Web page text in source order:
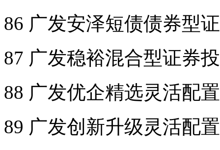
86 广发安泽短债债券型
87 广发稳裕混合型证券
88 广发优企精选灵活配
89 广发创新升级灵活配